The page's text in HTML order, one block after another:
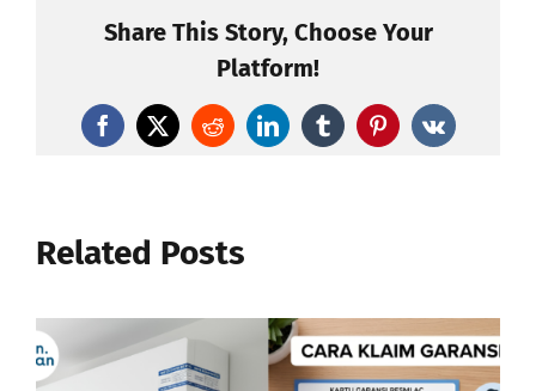
Share This Story, Choose Your
Platform!
Facebook
X RedditLinkedInTumblrPinterest
Vk
Related Posts